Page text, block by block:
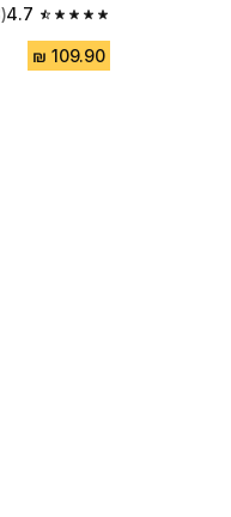
4.7
4.7 out of 5 stars from 888 reviews
(888)